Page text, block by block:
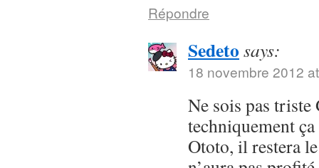
Répondre
Sedeto says:
18 novembre 2012
Ne sois pas
techniquement
Ototo, il restera